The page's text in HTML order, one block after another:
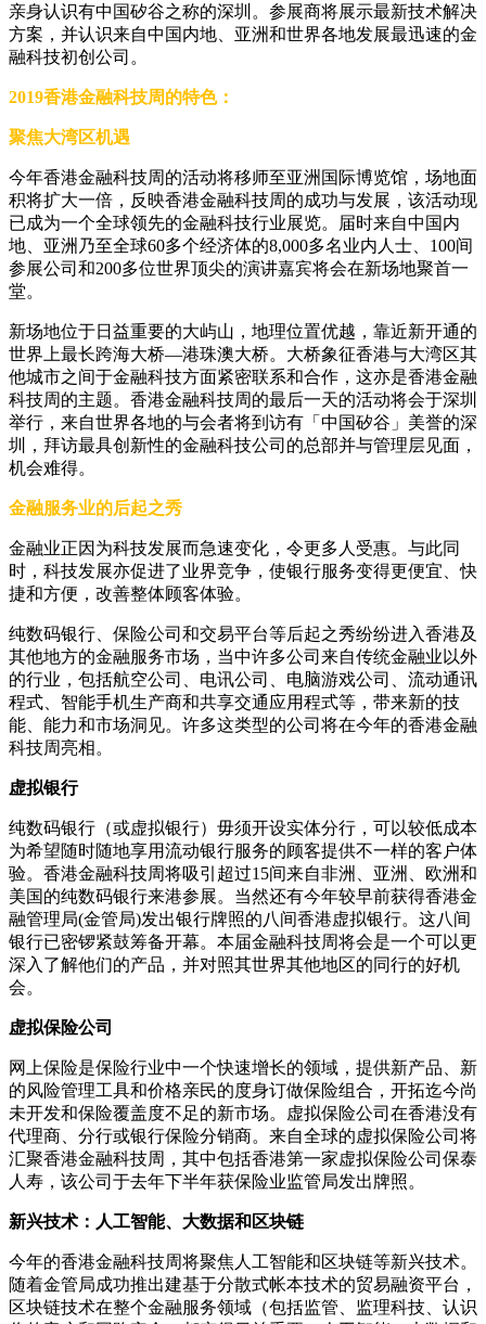
亲身认识有中国矽谷之称的深圳。参展商将展示最新技术解决
方案，并认识来自中国内地、亚洲和世界各地发展最迅速的金
融科技初创公司。
2019香港金融科技周的特色：
聚焦大湾区机遇
今年香港金融科技周的活动将移师至亚洲国际博览馆，场地面
积将扩大一倍，反映香港金融科技周的成功与发展，该活动现
已成为一个全球领先的金融科技行业展览。届时来自中国内
地、亚洲乃至全球60多个经济体的8,000多名业内人士、100间
参展公司和200多位世界顶尖的演讲嘉宾将会在新场地聚首一
堂。
新场地位于日益重要的大屿山，地理位置优越，靠近新开通的
世界上最长跨海大桥—港珠澳大桥。大桥象征香港与大湾区其
他城市之间于金融科技方面紧密联系和合作，这亦是香港金融
科技周的主题。香港金融科技周的最后一天的活动将会于深圳
举行，来自世界各地的与会者将到访有「中国矽谷」美誉的深
圳，拜访最具创新性的金融科技公司的总部并与管理层见面，
机会难得。
金融服务业的后起之秀
金融业正因为科技发展而急速变化，令更多人受惠。与此同
时，科技发展亦促进了业界竞争，使银行服务变得更便宜、快
捷和方便，改善整体顾客体验。
纯数码银行、保险公司和交易平台等后起之秀纷纷进入香港及
其他地方的金融服务市场，当中许多公司来自传统金融业以外
的行业，包括航空公司、电讯公司、电脑游戏公司、流动通讯
程式、智能手机生产商和共享交通应用程式等，带来新的技
能、能力和市场洞见。许多这类型的公司将在今年的香港金融
科技周亮相。
虚拟银行
纯数码银行（或虚拟银行）毋须开设实体分行，可以较低成本
为希望随时随地享用流动银行服务的顾客提供不一样的客户体
验。香港金融科技周将吸引超过15间来自非洲、亚洲、欧洲和
美国的纯数码银行来港参展。当然还有今年较早前获得香港金
融管理局(金管局)发出银行牌照的八间香港虚拟银行。这八间
银行已密锣紧鼓筹备开幕。本届金融科技周将会是一个可以更
深入了解他们的产品，并对照其世界其他地区的同行的好机
会。
虚拟保险公司
网上保险是保险行业中一个快速增长的领域，提供新产品、新
的风险管理工具和价格亲民的度身订做保险组合，开拓迄今尚
未开发和保险覆盖度不足的新市场。虚拟保险公司在香港没有
代理商、分行或银行保险分销商。来自全球的虚拟保险公司将
汇聚香港金融科技周，其中包括香港第一家虚拟保险公司保泰
人寿，该公司于去年下半年获保险业监管局发出牌照。
新兴技术：人工智能、大数据和区块链
今年的香港金融科技周将聚焦人工智能和区块链等新兴技术。
随着金管局成功推出建基于分散式帐本技术的贸易融资平台，
区块链技术在整个金融服务领域（包括监管、监理科技、认识